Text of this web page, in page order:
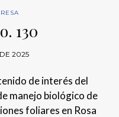
130
2025
de interés del
manejo biológico de
foliares en Rosa